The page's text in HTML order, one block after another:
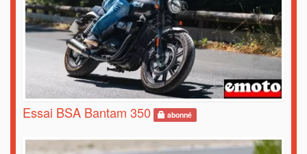
Essai BSA Bantam 350 abonné